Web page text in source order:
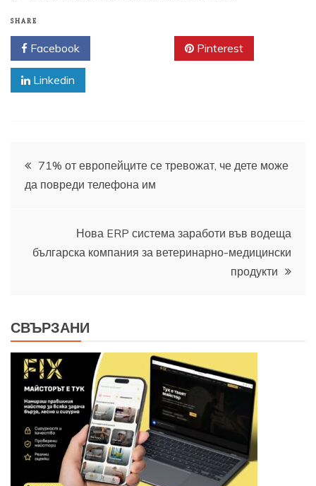
SHARE
Facebook Pinterest
Linkedin
Навигация
71% от европейците се тревожат, че дете може
да повреди телефона им
Нова ERP система заработи във водеща
българска компания за ветеринарно-медицински
продукти
СВЪРЗАНИ